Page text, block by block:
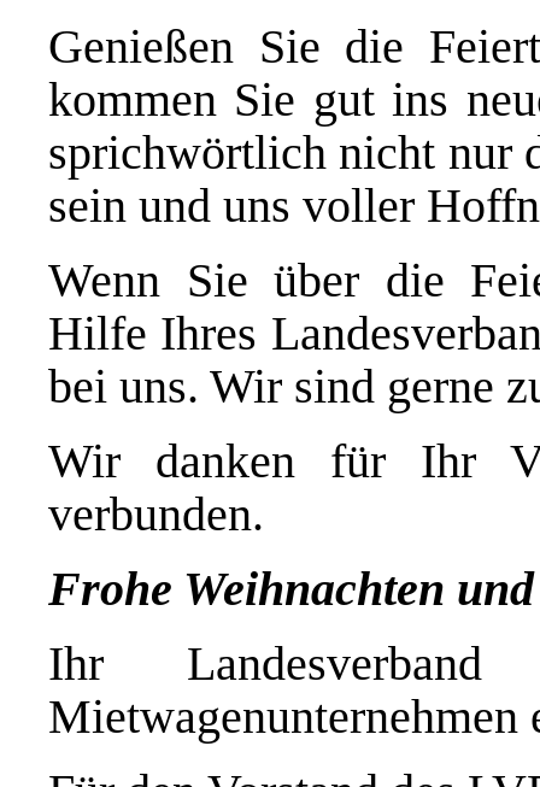
Genießen Sie die
kommen Sie gut ins
sprichwörtlich nicht nur
sein und uns voller
Wenn Sie über die
Hilfe Ihres
bei uns. Wir sind gerne
Wir danken für Ihr
verbunden.
Frohe Weihnachten
Ihr
Mietwagenunternehmen